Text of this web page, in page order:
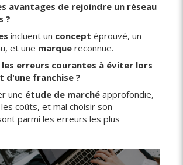
avantages de rejoindre un réseau
?
incluent un concept éprouvé, un
et une marque reconnue.
les erreurs courantes à éviter lors
d'une franchise ?
une étude de marché approfondie,
coûts, et mal choisir son
parmi les erreurs les plus